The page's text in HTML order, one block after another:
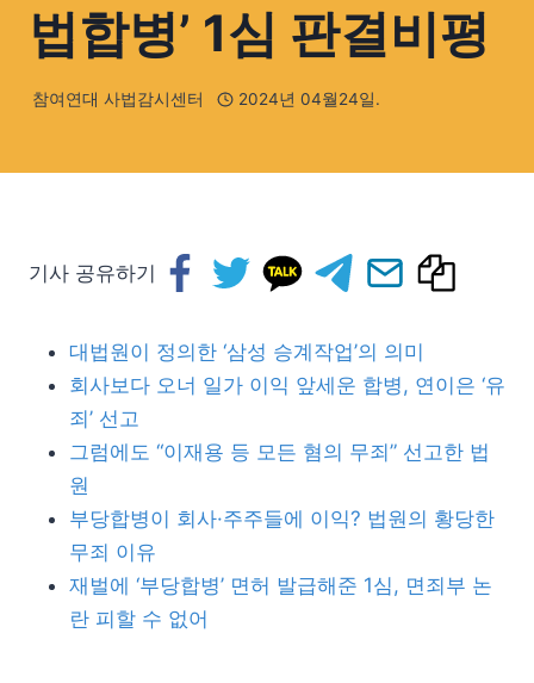
법합병’ 1심 판결비평
참여연대 사법감시센터 2024년 04월24일.
기사 공유하기
대법원이 정의한 ‘삼성 승계작업’의 의미
회사보다 오너 일가 이익 앞세운 합병, 연이은 ‘유
죄’ 선고
그럼에도 “이재용 등 모든 혐의 무죄” 선고한 법
원
부당합병이 회사·주주들에 이익? 법원의 황당한
무죄 이유
재벌에 ‘부당합병’ 면허 발급해준 1심, 면죄부 논
란 피할 수 없어